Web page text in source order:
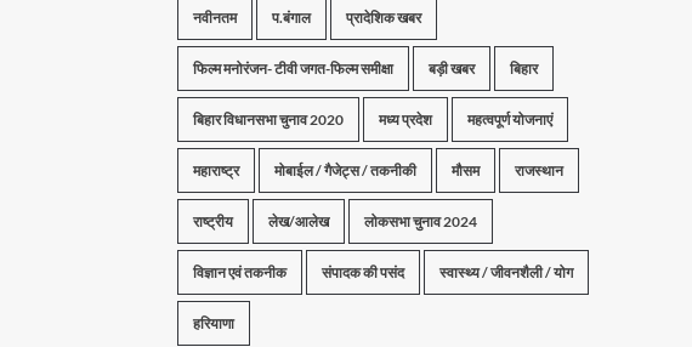
नवीनतम प.बंगाल प्रादेशिक खबर
फिल्म मनोरंजन- टीवी जगत-फिल्म समीक्षा बड़ी खबर बिहार
बिहार विधानसभा चुनाव 2020 मध्य प्रदेश महत्वपूर्ण योजनाएं
महाराष्ट्र मोबाईल / गैजेट्स / तकनीकी मौसम राजस्थान
राष्ट्रीय लेख/आलेख लोकसभा चुनाव 2024
विज्ञान एवं तकनीक संपादक की पसंद स्वास्थ्य / जीवनशैली / योग
हरियाणा